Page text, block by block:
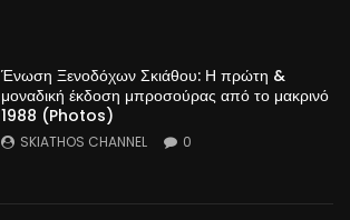
Ένωση Ξενοδόχων Σκιάθου: Η πρώτη &
μοναδική έκδοση μπροσούρας από το μακρινό
1988 (Photos)
SKIATHOS CHANNEL 0